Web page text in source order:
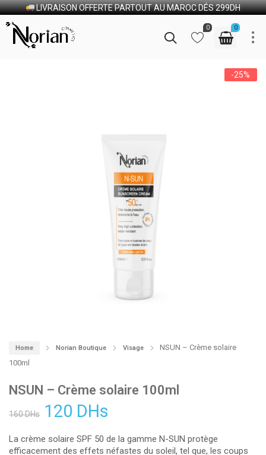
LIVRAISON OFFERTE PARTOUT AU MAROC DÉS 299DH
0
0
-25%
Home Norian Boutique Visage
NSUN – Crème solaire
100ml
NSUN – Crème solaire 100ml
160DHs 120 DHs
La crème solaire SPF 50 de la gamme N-SUN protège
efficacement des effets néfastes du soleil, tel que, les coups